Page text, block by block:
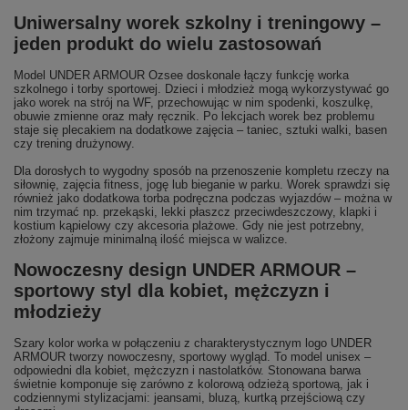
Uniwersalny worek szkolny i treningowy –
jeden produkt do wielu zastosowań
Model UNDER ARMOUR Ozsee doskonale łączy funkcję worka
szkolnego i torby sportowej. Dzieci i młodzież mogą wykorzystywać go
jako worek na strój na WF, przechowując w nim spodenki, koszulkę,
obuwie zmienne oraz mały ręcznik. Po lekcjach worek bez problemu
staje się plecakiem na dodatkowe zajęcia – taniec, sztuki walki, basen
czy trening drużynowy.
Dla dorosłych to wygodny sposób na przenoszenie kompletu rzeczy na
siłownię, zajęcia fitness, jogę lub bieganie w parku. Worek sprawdzi się
również jako dodatkowa torba podręczna podczas wyjazdów – można w
nim trzymać np. przekąski, lekki płaszcz przeciwdeszczowy, klapki i
kostium kąpielowy czy akcesoria plażowe. Gdy nie jest potrzebny,
złożony zajmuje minimalną ilość miejsca w walizce.
Nowoczesny design UNDER ARMOUR –
sportowy styl dla kobiet, mężczyzn i
młodzieży
Szary kolor worka w połączeniu z charakterystycznym logo UNDER
ARMOUR tworzy nowoczesny, sportowy wygląd. To model unisex –
odpowiedni dla kobiet, mężczyzn i nastolatków. Stonowana barwa
świetnie komponuje się zarówno z kolorową odzieżą sportową, jak i
codziennymi stylizacjami: jeansami, bluzą, kurtką przejściową czy